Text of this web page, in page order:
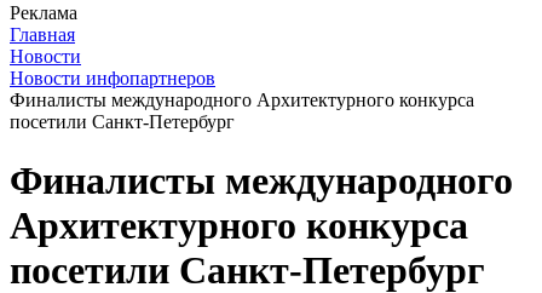
Реклама
Главная
Новости
Новости инфопартнеров
Финалисты международного Архитектурного конкурса
посетили Санкт-Петербург
Финалисты международного
Архитектурного конкурса
посетили Санкт-Петербург